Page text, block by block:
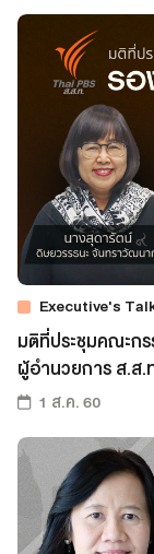
ตรว
Executive's
มติที่ประชุมคณะกร
ผู้อำนวยการ ส.ส.
1 ส.ค. 60